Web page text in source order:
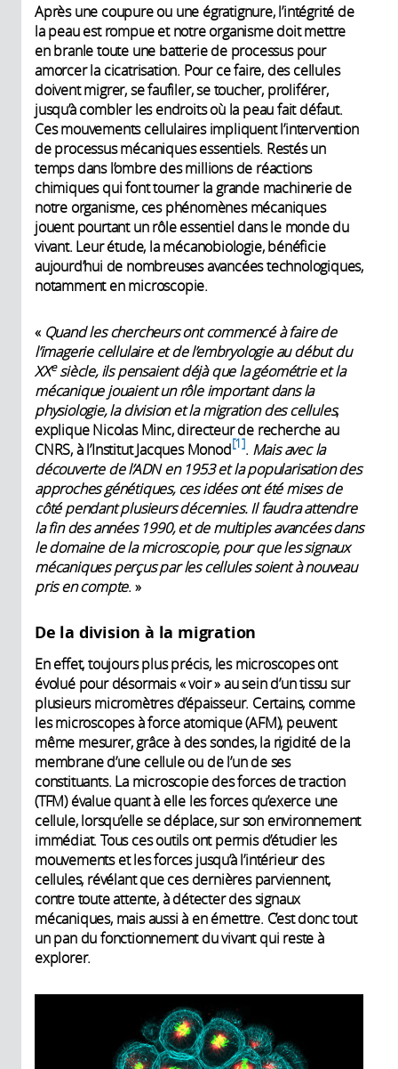
Après une coupure ou une égratignure, l’intégrité de
la peau est rompue et notre organisme doit mettre
en branle toute une batterie de processus pour
amorcer la cicatrisation. Pour ce faire, des cellules
doivent migrer, se faufiler, se toucher, proliférer,
jusqu’à combler les endroits où la peau fait défaut.
Ces mouvements cellulaires impliquent l’intervention
de processus mécaniques essentiels. Restés un
temps dans l’ombre des millions de réactions
chimiques qui font tourner la grande machinerie de
notre organisme, ces phénomènes mécaniques
jouent pourtant un rôle essentiel dans le monde du
vivant. Leur étude, la mécanobiologie, bénéficie
aujourd’hui de nombreuses avancées technologiques,
notamment en microscopie.
« Quand les chercheurs ont commencé à faire de
l’imagerie cellulaire et de l’embryologie au début du
XXesiècle, ils pensaient déjà que la géométrie et la
mécanique jouaient un rôle important dans la
physiologie, la division et la migration des cellules,
explique Nicolas Minc, directeur de recherche au
CNRS, à l’Institut Jacques Monod 1 . Mais avec la
découverte de l’ADN en 1953 et la popularisation des
approches génétiques, ces idées ont été mises de
côté pendant plusieurs décennies. Il faudra attendre
la fin des années 1990, et de multiples avancées dans
le domaine de la microscopie, pour que les signaux
mécaniques perçus par les cellules soient à nouveau
pris en compte. »
De la division à la migration
En effet, toujours plus précis, les microscopes ont
évolué pour désormais « voir » au sein d’un tissu sur
plusieurs micromètres d’épaisseur. Certains, comme
les microscopes à force atomique (AFM), peuvent
même mesurer, grâce à des sondes, la rigidité de la
membrane d’une cellule ou de l’un de ses
constituants. La microscopie des forces de traction
(TFM) évalue quant à elle les forces qu’exerce une
cellule, lorsqu’elle se déplace, sur son environnement
immédiat. Tous ces outils ont permis d’étudier les
mouvements et les forces jusqu’à l’intérieur des
cellules, révélant que ces dernières parviennent,
contre toute attente, à détecter des signaux
mécaniques, mais aussi à en émettre. C’est donc tout
un pan du fonctionnement du vivant qui reste à
explorer.